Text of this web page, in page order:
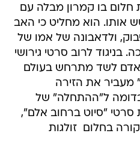
חלום בו קמרון מבלה עם
אותו. הוא מחליט כי האב
ולדאבונה של אמו של
בניגוד לרוב סרטי גירושי
לשד מתרחש בעולם
מעביר את הזירה
ל"ההתחלה" של
סרטי "סיוט ברחוב אלם",
בחלום  זולגות